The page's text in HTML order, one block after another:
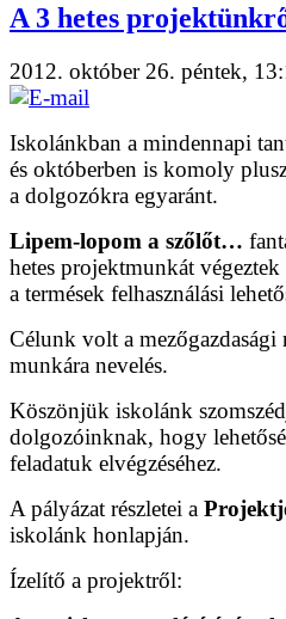
A 3 hetes
2012. október 26. péntek,
Iskolánkban a mindennapi
és októberben is komoly
a dolgozókra egyaránt.
Lipem-lopom a szőlőt…
hetes projektmunkát
a termések felhasználási
Célunk volt a mezőgazdasági
munkára nevelés.
Köszönjük iskolánk
dolgozóinknak, hogy
feladatuk elvégzéséhez.
A pályázat részletei a
iskolánk honlapján.
Ízelítő a projektről: